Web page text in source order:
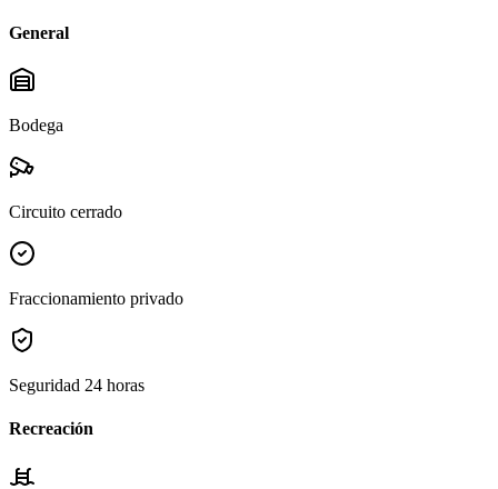
General
Bodega
Circuito cerrado
Fraccionamiento privado
Seguridad 24 horas
Recreación